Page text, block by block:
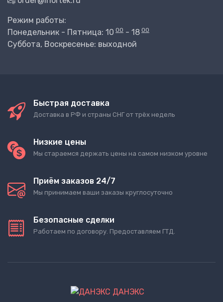
Режим работы:
Понедельник - Пятница: 10 00 - 18 00
Суббота, Воскресенье: выходной
Быстрая доставка
Доставка в РФ и страны СНГ от трёх недель
Низкие цены
Мы стараемся держать цены на самом низком уровне
Приём заказов 24/7
Мы принимаем ваши заказы круглосуточно
Безопасные сделки
Работаем по договору. Предоставляем ГТД.
ДАНЭКС